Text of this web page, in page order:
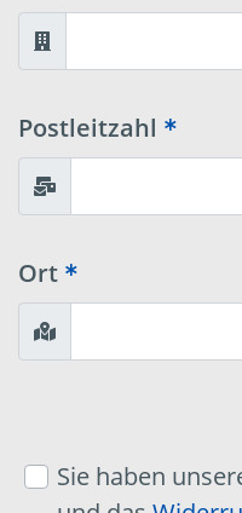
Postleitzahl
Ort
Sie haben